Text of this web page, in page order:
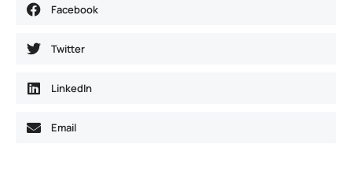
Facebook
Twitter
LinkedIn
Email